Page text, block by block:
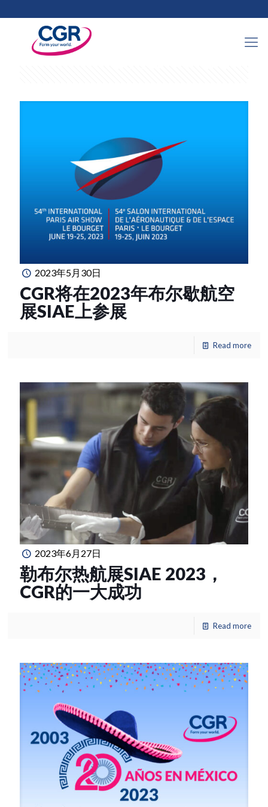
Categories Tags
2023年5月30日
CGR将在2023年布尔歇航空
展SIAE上参展
Read more
2023年6月27日
勒布尔热航展SIAE 2023，
CGR的一大成功
Read more